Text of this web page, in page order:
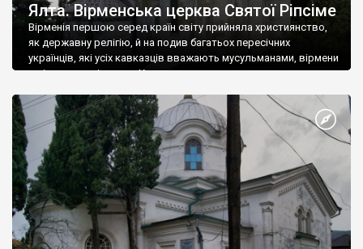
Ялта. Вірменська церква Святої Ріпсіме
Вірменія першою серед країн світу прийняла християнство,
як державну релігію, й на подив багатьох пересічних
українців, які усіх кавказців вважають мусульманами, вірмени
є відданими вірянами Христа